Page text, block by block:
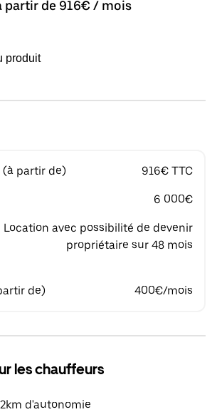
partir de 916€ / mois
produit
(à partir de) 916€ TTC
6 000€
Location avec possibilité de devenir
propriétaire sur 48 mois
de) 400€/mois
les chauffeurs
d'autonomie